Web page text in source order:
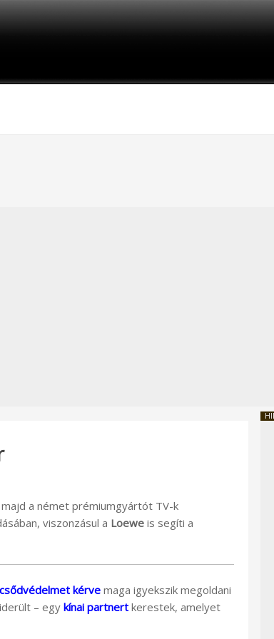
a német prémiumgyártót TV-k
viszonzásul a Loewe is segíti a
csődvédelmet kérve maga igyekszik megoldani
– egy kínai partnert kerestek, amelyet